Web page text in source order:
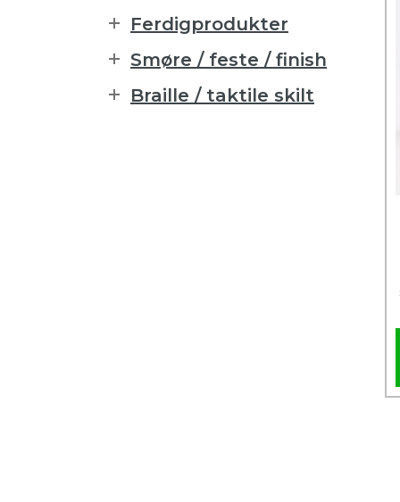
Ferdigprodukter
Smøre / feste / finish
Braille / taktile skilt